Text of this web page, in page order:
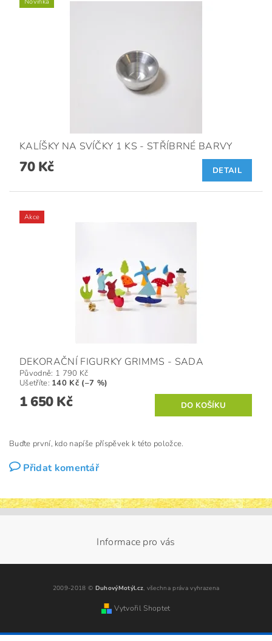
KALÍŠKY NA SVÍČKY 1 KS - STŘÍBRNÉ BARVY
70 Kč DETAIL
Akce
DEKORAČNÍ FIGURKY GRIMMS - SADA
Původně: 1 790 Kč
Ušetříte: 140 Kč (–7 %)
1 650 Kč
Buďte první, kdo napíše příspěvek k této položce.
Přidat komentář
Informace pro vás
2009-2018 © DuhovýMotýl.cz, všechna práva vyhrazena
Vytvořil Shoptet